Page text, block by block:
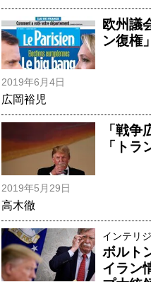
欧州議
ン復権
2019年6月4日
広岡裕児
「戦
「トラ
2019年5月29日
高木徹
インテリ
ボルト
イラン